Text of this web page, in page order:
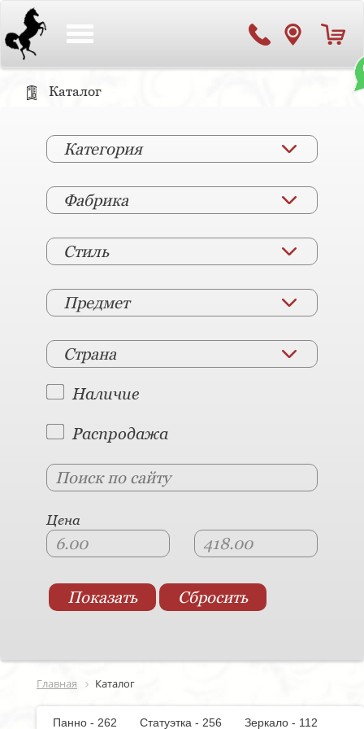
Каталог
Категория
Фабрика
Стиль
Предмет
Страна
Наличие
Распродажа
Цена
Главная Каталог
Панно - 262 Статуэтка - 256
Зеркало - 112